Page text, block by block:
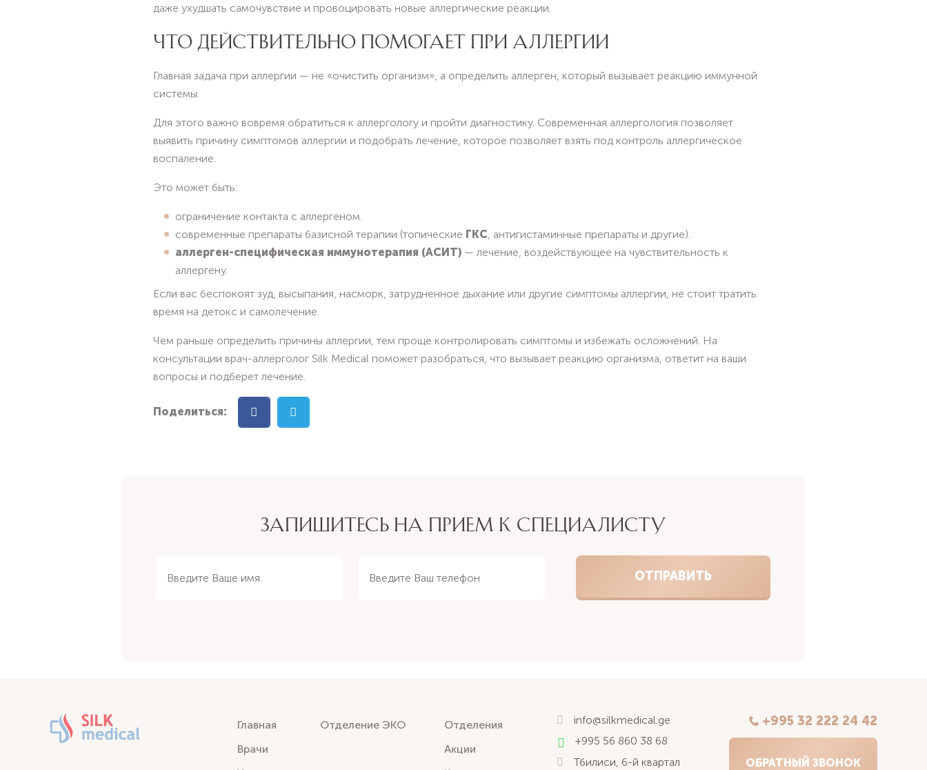
даже ухудшать самочувствие и провоцировать новые аллергические реакции.
ЧТО ДЕЙСТВИТЕЛЬНО ПОМОГАЕТ ПРИ АЛЛЕРГИИ
Главная задача при аллергии — не «очистить организм», а определить аллерген, который вызывает реакцию иммунной
системы.
Для этого важно вовремя обратиться к аллергологу и пройти диагностику. Современная аллергология позволяет
выявить причину симптомов аллергии и подобрать лечение, которое позволяет взять под контроль аллергическое
воспаление.
Это может быть:
ограничение контакта с аллергеном.
современные препараты базисной терапии (топические ГКС, антигистаминные препараты и другие).
аллерген-специфическая иммунотерапия (АСИТ) — лечение, воздействующее на чувствительность к
аллергену.
Если вас беспокоят зуд, высыпания, насморк, затрудненное дыхание или другие симптомы аллергии, не стоит тратить
время на детокс и самолечение.
Чем раньше определить причины аллергии, тем проще контролировать симптомы и избежать осложнений. На
консультации врач-аллерголог Silk Medical поможет разобраться, что вызывает реакцию организма, ответит на ваши
вопросы и подберет лечение.
Поделиться:
ЗАПИШИТЕСЬ НА ПРИЕМ К СПЕЦИАЛИСТУ
Главная
Врачи
Отделение ЭКО
Отделения
Акции
info@silkmedical.ge
+995 56 860 38 68
Тбилиси, 6-й квартал
+995 32 222 24 42
ОБРАТНЫЙ ЗВОНОК